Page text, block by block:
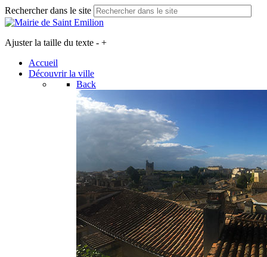
Rechercher dans le site
Ajuster la taille du texte - +
Accueil
Découvrir la ville
Back